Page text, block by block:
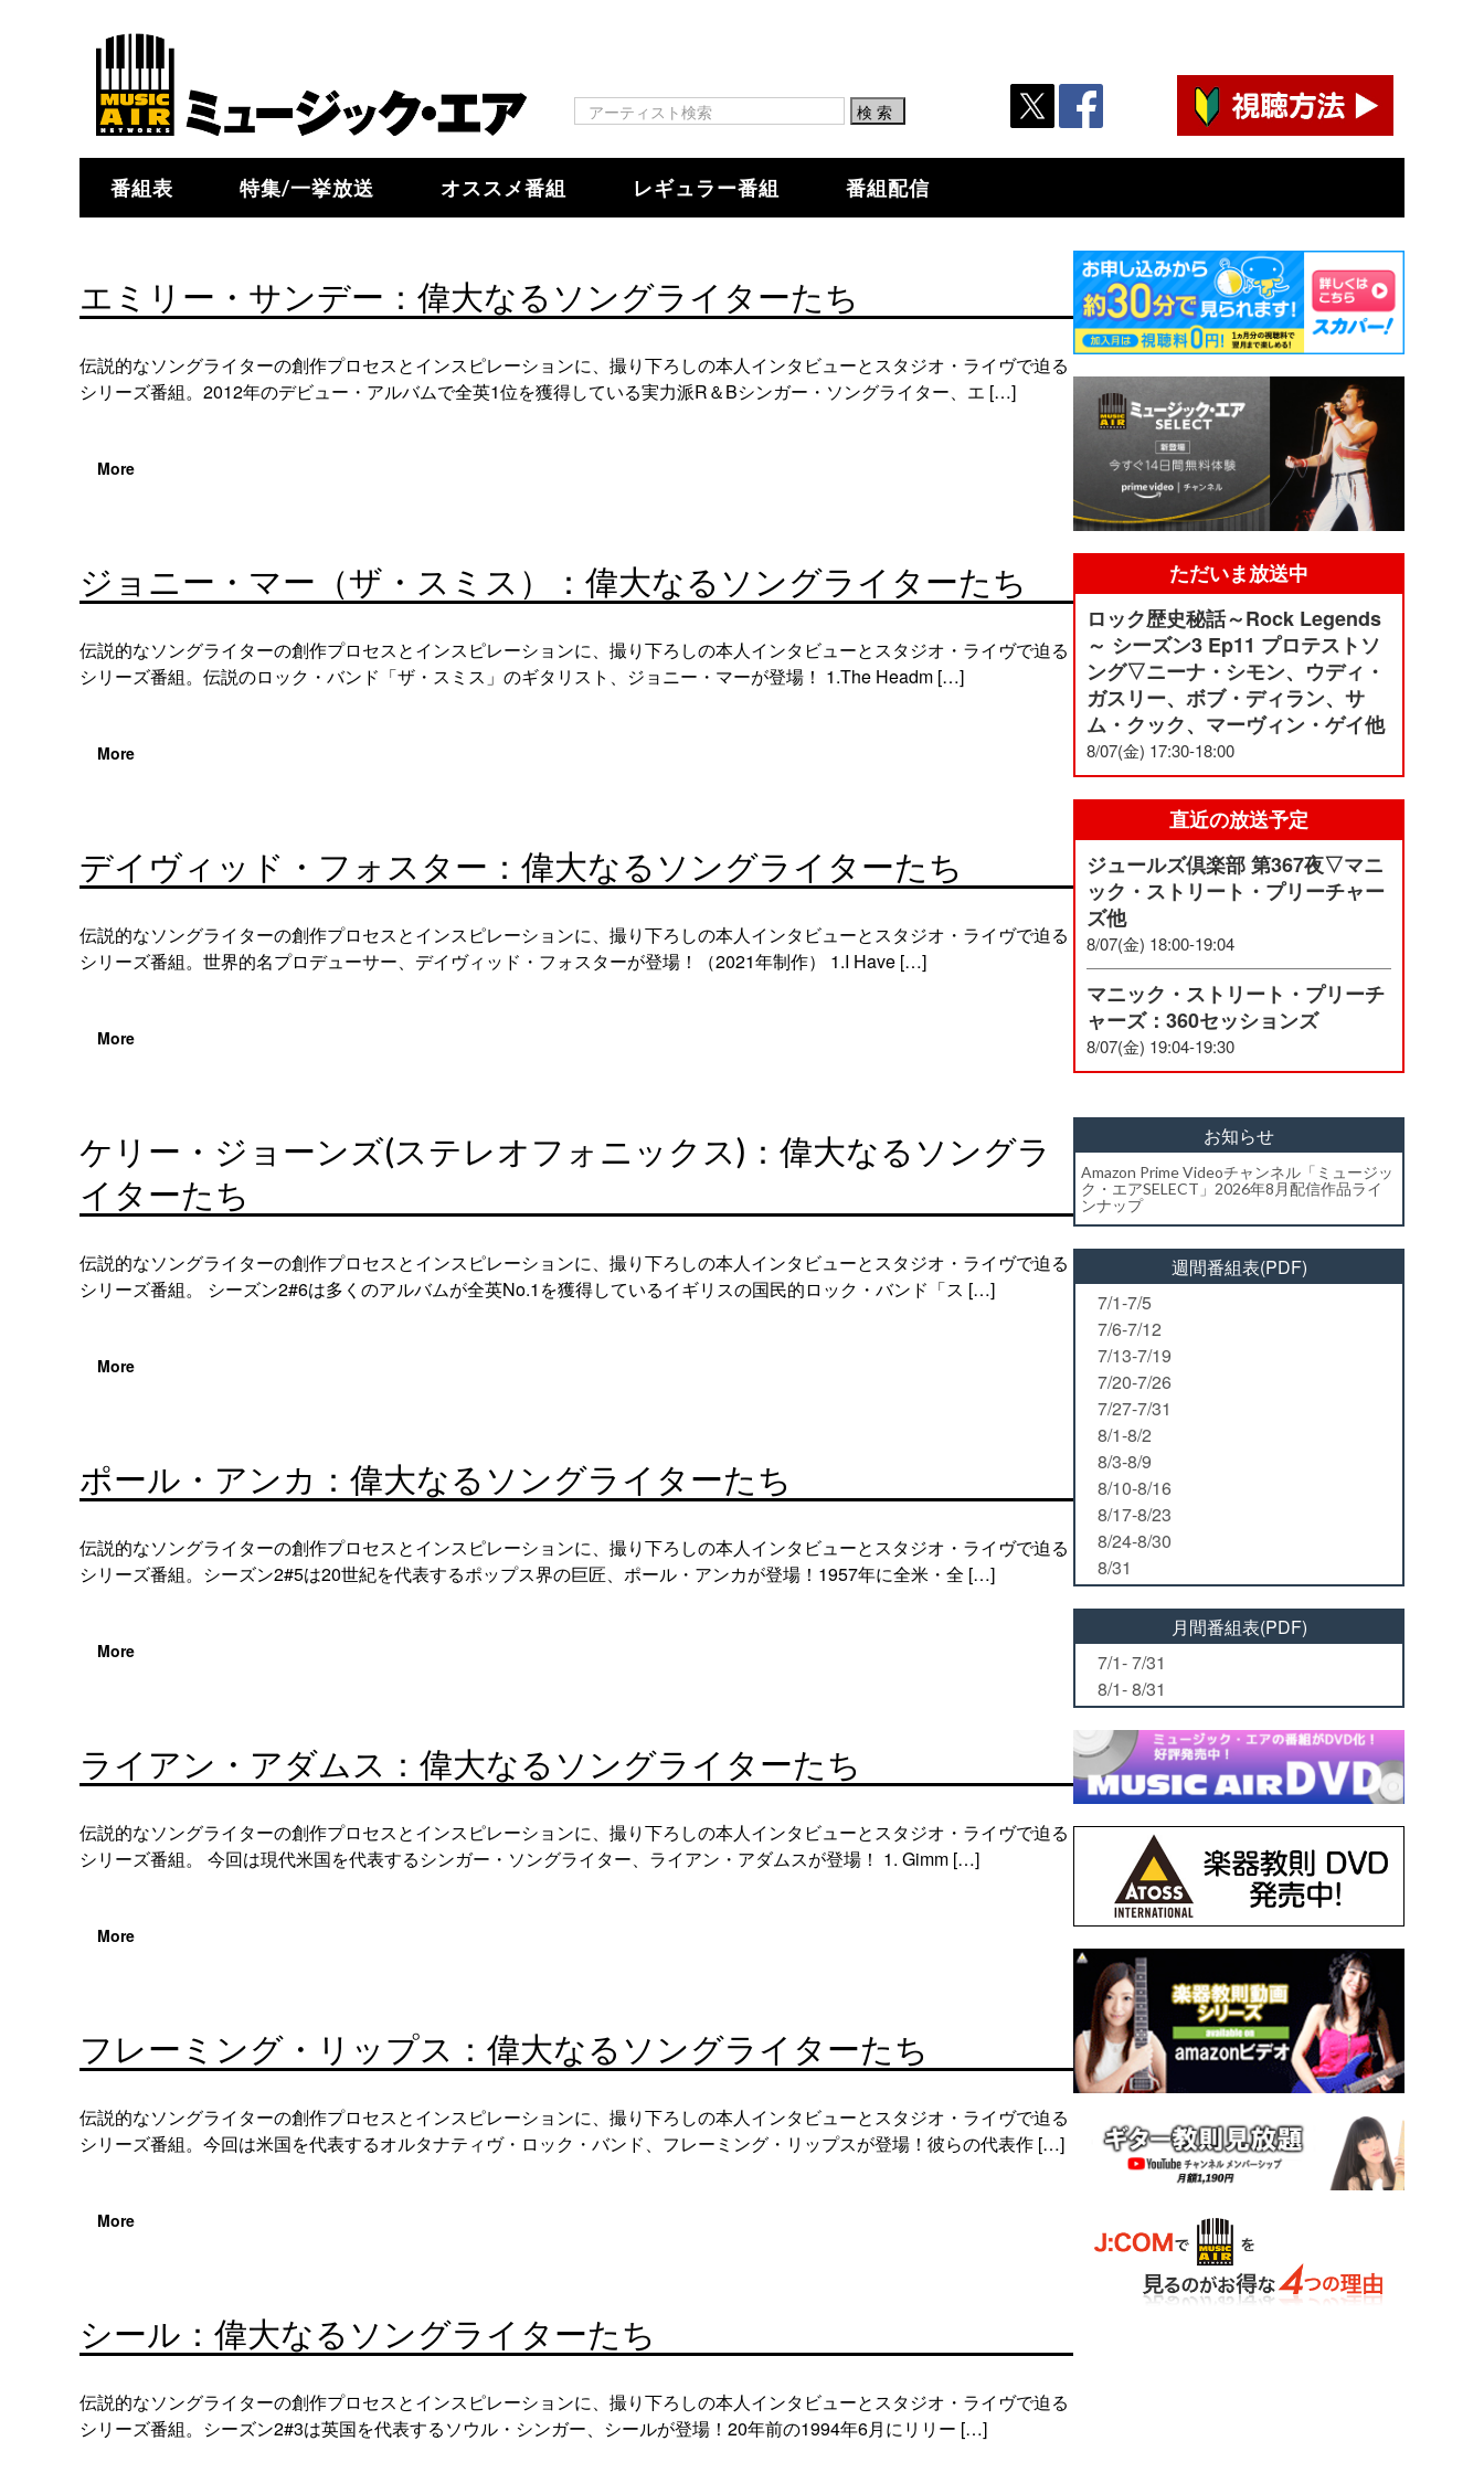
番組表 特集/一挙放送 オススメ番組 レギュラー番組 番組配信
エミリー・サンデー：偉大なるソングライターたち
伝説的なソングライターの創作プロセスとインスピレーションに、撮り下ろしの本人インタビューとスタジオ・ライヴで迫る
シリーズ番組。2012年のデビュー・アルバムで全英1位を獲得している実力派R＆Bシンガー・ソングライター、エ […]
More
ジョニー・マー（ザ・スミス）：偉大なるソングライターたち
伝説的なソングライターの創作プロセスとインスピレーションに、撮り下ろしの本人インタビューとスタジオ・ライヴで迫る
シリーズ番組。伝説のロック・バンド「ザ・スミス」のギタリスト、ジョニー・マーが登場！ 1.The Headm […]
More
デイヴィッド・フォスター：偉大なるソングライターたち
伝説的なソングライターの創作プロセスとインスピレーションに、撮り下ろしの本人インタビューとスタジオ・ライヴで迫る
シリーズ番組。世界的名プロデューサー、デイヴィッド・フォスターが登場！（2021年制作） 1.I Have […]
More
ケリー・ジョーンズ(ステレオフォニックス)：偉大なるソングラ
イターたち
伝説的なソングライターの創作プロセスとインスピレーションに、撮り下ろしの本人インタビューとスタジオ・ライヴで迫る
シリーズ番組。 シーズン2#6は多くのアルバムが全英No.1を獲得しているイギリスの国民的ロック・バンド「ス […]
More
ポール・アンカ：偉大なるソングライターたち
伝説的なソングライターの創作プロセスとインスピレーションに、撮り下ろしの本人インタビューとスタジオ・ライヴで迫る
シリーズ番組。シーズン2#5は20世紀を代表するポップス界の巨匠、ポール・アンカが登場！1957年に全米・全 […]
More
ライアン・アダムス：偉大なるソングライターたち
伝説的なソングライターの創作プロセスとインスピレーションに、撮り下ろしの本人インタビューとスタジオ・ライヴで迫る
シリーズ番組。 今回は現代米国を代表するシンガー・ソングライター、ライアン・アダムスが登場！ 1. Gimm […]
More
フレーミング・リップス：偉大なるソングライターたち
伝説的なソングライターの創作プロセスとインスピレーションに、撮り下ろしの本人インタビューとスタジオ・ライヴで迫る
シリーズ番組。今回は米国を代表するオルタナティヴ・ロック・バンド、フレーミング・リップスが登場！彼らの代表作 […]
More
シール：偉大なるソングライターたち
伝説的なソングライターの創作プロセスとインスピレーションに、撮り下ろしの本人インタビューとスタジオ・ライヴで迫る
シリーズ番組。シーズン2#3は英国を代表するソウル・シンガー、シールが登場！20年前の1994年6月にリリー […]
ただいま放送中
ロック歴史秘話～Rock Legends
～ シーズン3 Ep11 プロテストソ
ング▽ニーナ・シモン、ウディ・
ガスリー、ボブ・ディラン、サ
ム・クック、マーヴィン・ゲイ他
8/07(金) 17:30-18:00
直近の放送予定
ジュールズ倶楽部 第367夜▽マニ
ック・ストリート・プリーチャー
ズ他
8/07(金) 18:00-19:04
マニック・ストリート・プリーチ
ャーズ：360セッションズ
8/07(金) 19:04-19:30
お知らせ
Amazon Prime Videoチャンネル「ミュージッ
ク・エアSELECT」2026年8月配信作品ライ
ンナップ
週間番組表(PDF)
7/1-7/5
7/6-7/12
7/13-7/19
7/20-7/26
7/27-7/31
8/1-8/2
8/3-8/9
8/10-8/16
8/17-8/23
8/24-8/30
8/31
月間番組表(PDF)
7/1- 7/31
8/1- 8/31